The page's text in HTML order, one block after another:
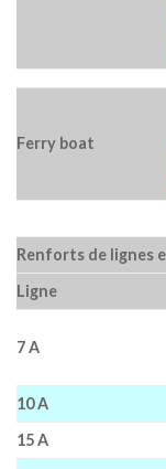
Ferry boat
Renforts de lignes
Ligne
7 A
10 A
15 A